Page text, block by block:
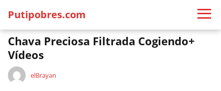
Putipobres.com
Chava Preciosa Filtrada Cogiendo+
Vídeos
elBrayan